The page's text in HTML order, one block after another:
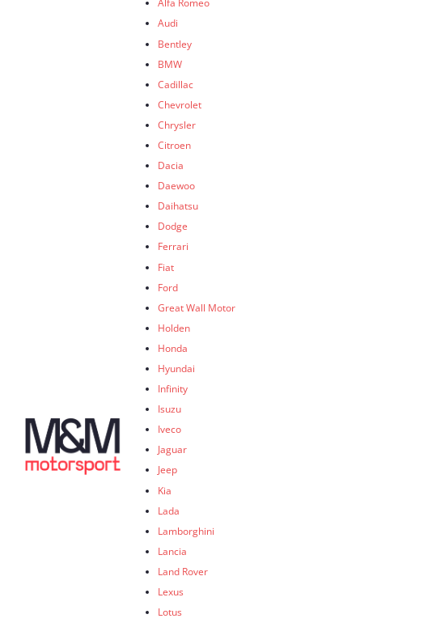
Alfa Romeo
Audi
Bentley
BMW
Cadillac
Chevrolet
Chrysler
Citroen
Dacia
Daewoo
Daihatsu
Dodge
Ferrari
Fiat
Ford
Great Wall Motor
Holden
Honda
Hyundai
Infinity
Isuzu
Iveco
Jaguar
Jeep
Kia
Lada
Lamborghini
Lancia
Land Rover
Lexus
Lotus